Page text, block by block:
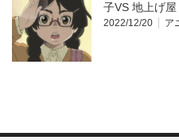
子VS 地上げ屋
2022/12/20 ア